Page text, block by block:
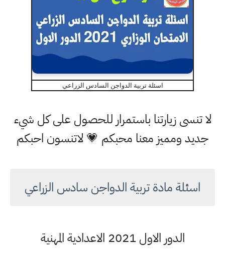
اسئلة تربية الدواجن السادس الزراعي
لا تنسى زيارتنا باستمرار للحصول على كل شيء
جديد ومميز معنا محبكم 💗 لاتنسون احبكم
اسئلة مادة تربية الدواجن سادس الزراعي
الدور الاول 2021 الاعدادية المهنية